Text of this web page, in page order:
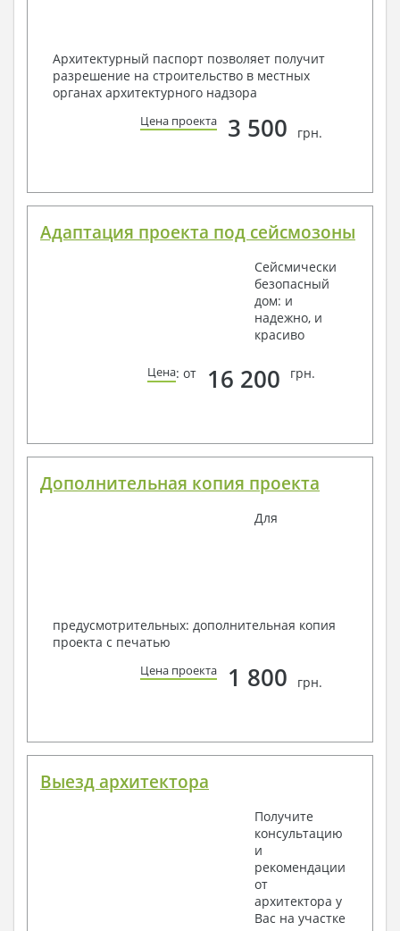
Архитектурный паспорт позволяет получит
разрешение на строительство в местных
органах архитектурного надзора
Цена проекта 3 500 грн.
Адаптация проекта под сейсмозоны
Сейсмически
безопасный
дом: и
надежно, и
красиво
Цена: от 16 200 грн.
Дополнительная копия проекта
Для
предусмотрительных: дополнительная копия
проекта с печатью
Цена проекта 1 800 грн.
Выезд архитектора
Получите
консультацию
и
рекомендации
от
архитектора у
Вас на участке